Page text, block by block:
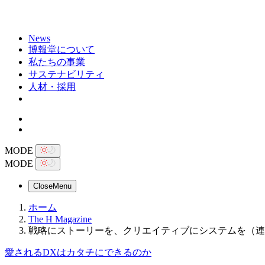
News
博報堂について
私たちの事業
サステナビリティ
人材・採用
MODE
MODE
CloseMenu
ホーム
The H Magazine
戦略にストーリーを、クリエイティブにシステムを（
愛されるDXはカタチにできるのか